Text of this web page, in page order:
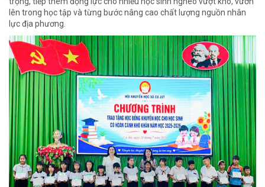
lên trong học tập và từng bước nâng cao chất lượng nguồn nhân
lực địa phương.